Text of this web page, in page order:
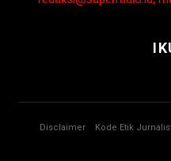
Disclaimer Kode Etik